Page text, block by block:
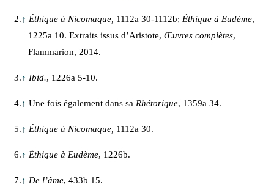
2.↑ Éthique à Nicomaque, 1112a 30-1112b; Éthique à Eudème,
1225a 10. Extraits issus d’Aristote, Œuvres complètes,
Flammarion, 2014.
3.↑ Ibid., 1226a 5-10.
4.↑ Une fois également dans sa Rhétorique, 1359a 34.
5.↑ Éthique à Nicomaque, 1112a 30.
6.↑ Éthique à Eudème, 1226b.
7.↑ De l’âme, 433b 15.